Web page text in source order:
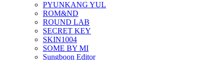
PYUNKANG YUL
ROM&ND
ROUND LAB
SECRET KEY
SKIN1004
SOME BY MI
Sungboon Editor